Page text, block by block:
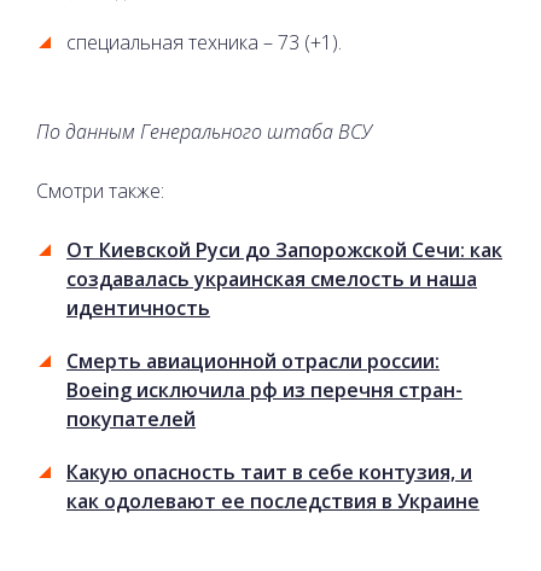
специальная техника – 73 (+1).
По данным Генерального штаба ВСУ
Смотри также:
От Киевской Руси до Запорожской Сечи: как
создавалась украинская смелость и наша
идентичность
Смерть авиационной отрасли россии:
Boeing исключила рф из перечня стран-
покупателей
Какую опасность таит в себе контузия, и
как одолевают ее последствия в Украине